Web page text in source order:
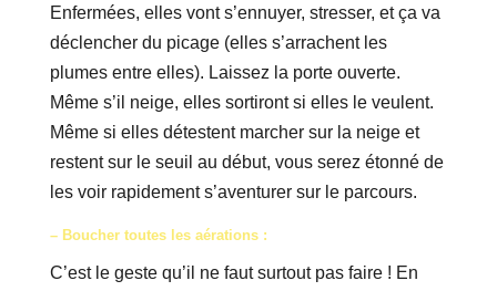
Enfermées, elles vont s’ennuyer, stresser, et ça va
déclencher du picage (elles s’arrachent les
plumes entre elles). Laissez la porte ouverte.
Même s’il neige, elles sortiront si elles le veulent.
Même si elles détestent marcher sur la neige et
restent sur le seuil au début, vous serez étonné de
les voir rapidement s’aventurer sur le parcours.
– Boucher toutes les aérations :
C’est le geste qu’il ne faut surtout pas faire ! En